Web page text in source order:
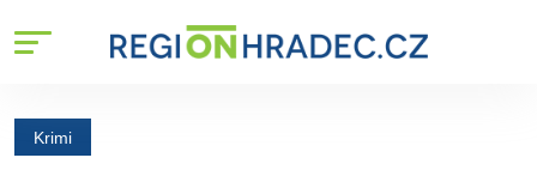
Krimi